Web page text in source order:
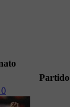
Partido